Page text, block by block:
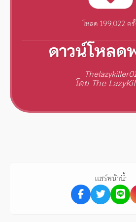
โหลด 199,022 ค
ดาวน์โหล
Thelazykiller01
โดย The
แชร์หน้านี้: